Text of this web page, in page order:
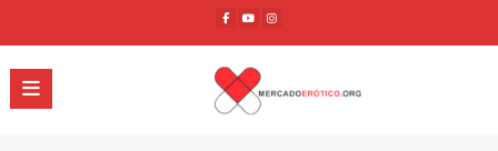
o
conteúdo